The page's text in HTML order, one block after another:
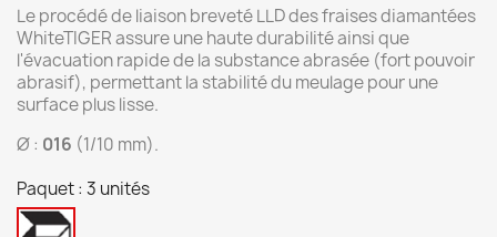
Le procédé de liaison breveté LLD des fraises diamantées
WhiteTIGER assure une haute durabilité ainsi que
l'évacuation rapide de la substance abrasée (fort pouvoir
abrasif), permettant la stabilité du meulage pour une
surface plus lisse.
Ø : 016 (1/10 mm).
Paquet : 3 unités
3